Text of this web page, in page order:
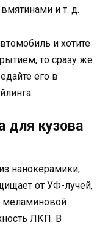
и т. д.
и хотите
то сразу же
его в
для кузова
нанокерамики,
от УФ-лучей,
меламиновой
ЛКП. В